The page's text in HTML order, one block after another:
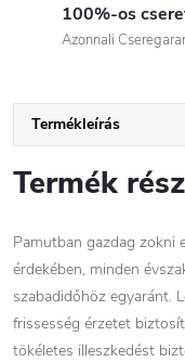
100%-os
Azonnali
Termékleírás
Termék
Pamutban gazdag zokni
érdekében, minden
szabadidőhöz egyaránt.
frissesség érzetet
tökéletes illeszkedést